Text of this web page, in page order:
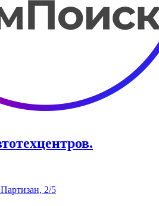
2/5